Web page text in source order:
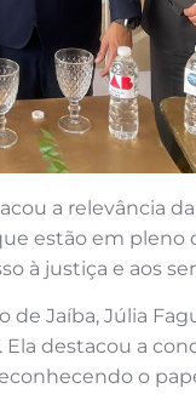
a relevância
estão em
à justiça e aos
de Jaíba, Júlia
Ela destacou a
o